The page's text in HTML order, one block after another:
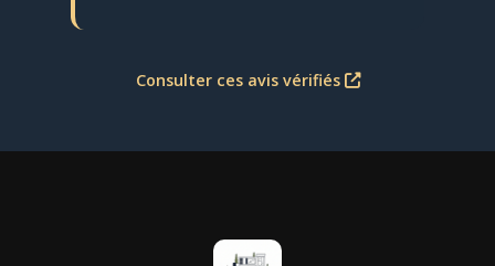
Consulter ces avis vérifiés